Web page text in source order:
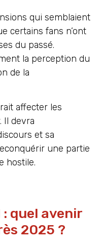
qui semblaient
certains fans n’ont
du passé.
la perception du
de la
affecter les
Il devra
et sa
une partie
hostile.
quel avenir
2025 ?